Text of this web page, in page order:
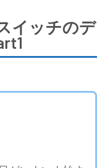
イッチのデ